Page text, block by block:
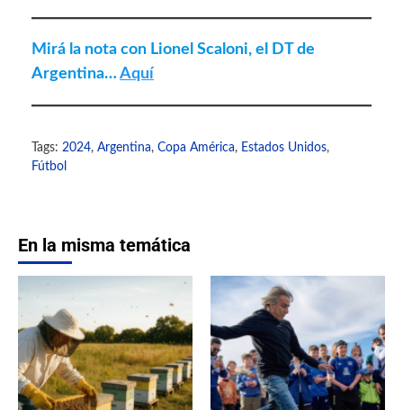
Mirá la nota con Lionel Scaloni, el DT de
Argentina… Aquí
Tags: 2024, Argentina, Copa América, Estados Unidos,
Fútbol
En la misma temática